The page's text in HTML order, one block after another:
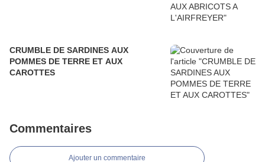
CRUMBLE DE SARDINES AUX
POMMES DE TERRE ET AUX
CAROTTES
Commentaires
Ajouter un commentaire